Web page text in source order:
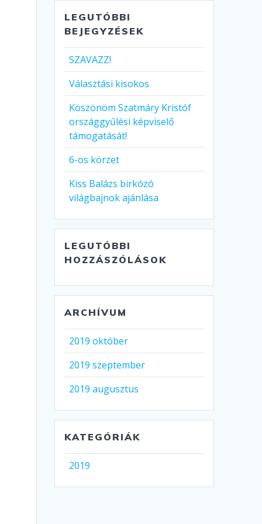
LEGUTÓBBI
BEJEGYZÉSEK
SZAVAZZ!
Választási kisokos
Köszönöm Szatmáry Kristóf
országgyűlési képviselő
támogatását!
6-os körzet
Kiss Balázs birkózó
világbajnok ajánlása
LEGUTÓBBI
HOZZÁSZÓLÁSOK
ARCHÍVUM
2019 október
2019 szeptember
2019 augusztus
KATEGÓRIÁK
2019